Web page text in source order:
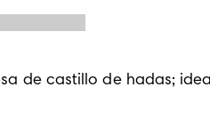
de castillo de hadas;